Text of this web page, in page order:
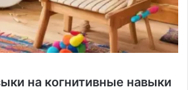
на когнитивные навыки